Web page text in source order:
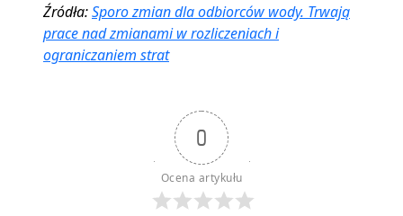
Źródła:Sporo zmian dla odbiorców wody. Trwają
prace nad zmianami w rozliczeniach i
ograniczaniem strat
0
Ocena artykułu